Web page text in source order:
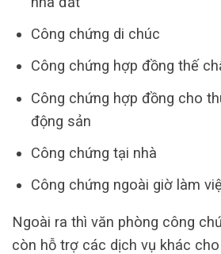
Công chứng di chúc
Công chứng hợp đồng thế
Công chứng hợp đồng cho
động sản
Công chứng tại nhà
Công chứng ngoài giờ làm
Ngoài ra thì văn phòng công
còn hỗ trợ các dịch vụ khác